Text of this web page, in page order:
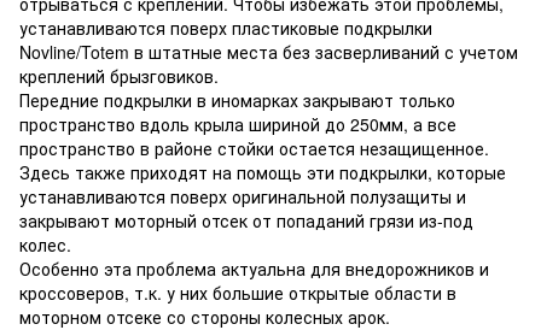
устанавливаются поверх пластиковые подкрылки
Novline/Totem в штатные места без засверливаний с учетом
креплений брызговиков.
Передние подкрылки в иномарках закрывают только
пространство вдоль крыла шириной до 250мм, а все
пространство в районе стойки остается незащищенное.
Здесь также приходят на помощь эти подкрылки, которые
устанавливаются поверх оригинальной полузащиты и
закрывают моторный отсек от попаданий грязи из-под
колес.
Особенно эта проблема актуальна для внедорожников и
кроссоверов, т.к. у них большие открытые области в
моторном отсеке со стороны колесных арок.